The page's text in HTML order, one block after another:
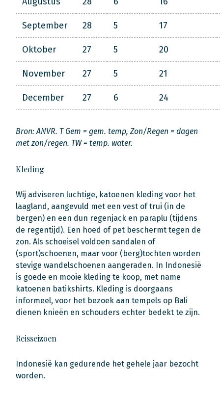
September 28 5 17
Oktober 27 5 20
November 27 5 21
December 27 6 24
Bron: ANVR. T Gem = gem. temp, Zon/Regen = dagen
met zon/regen. TW = temp. water.
Kleding
Wij adviseren luchtige, katoenen kleding voor het
laagland, aangevuld met een vest of trui (in de
bergen) en een dun regenjack en paraplu (tijdens
de regentijd). Een hoed of pet beschermt tegen de
zon. Als schoeisel voldoen sandalen of
(sport)schoenen, maar voor (berg)tochten worden
stevige wandelschoenen aangeraden. In Indonesië
is goede en mooie kleding te koop, met name
katoenen batikshirts. Kleding is doorgaans
informeel, voor het bezoek aan tempels op Bali
dienen knieën en schouders echter bedekt te zijn.
Reisseizoen
Indonesië kan gedurende het gehele jaar bezocht
worden.